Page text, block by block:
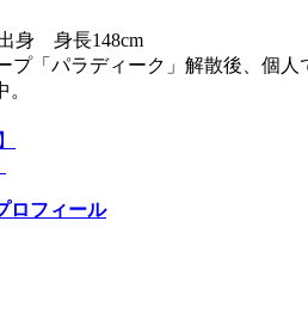
出身 身長148cm
プ「パラディーク」解散後、個
ロフィール